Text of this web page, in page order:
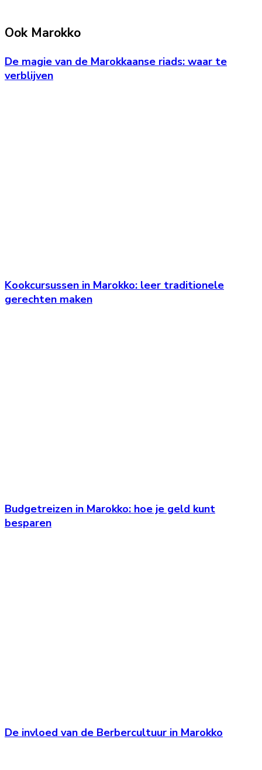
Ook Marokko
De magie van de Marokkaanse riads: waar te
verblijven
Kookcursussen in Marokko: leer traditionele
gerechten maken
Budgetreizen in Marokko: hoe je geld kunt
besparen
De invloed van de Berbercultuur in Marokko